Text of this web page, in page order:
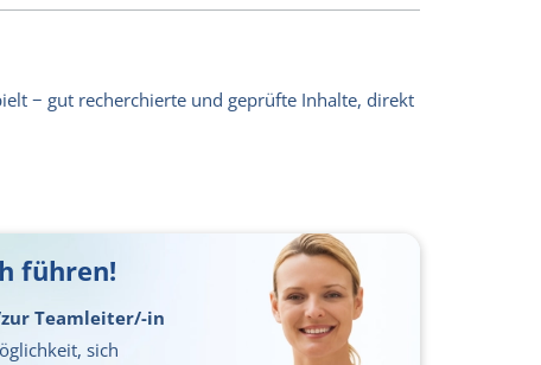
− gut recherchierte und geprüfte Inhalte, direkt
führen!
Teamleiter/-in
sich